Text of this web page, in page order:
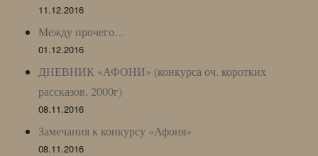
11.12.2016
Между прочего…
01.12.2016
ДНЕВНИК «АФОНИ» (конкурса оч. коротких
рассказов, 2000г)
08.11.2016
Замечания к конкурсу «Афоня»
08.11.2016